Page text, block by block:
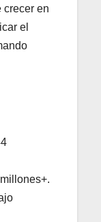
crecer en
el